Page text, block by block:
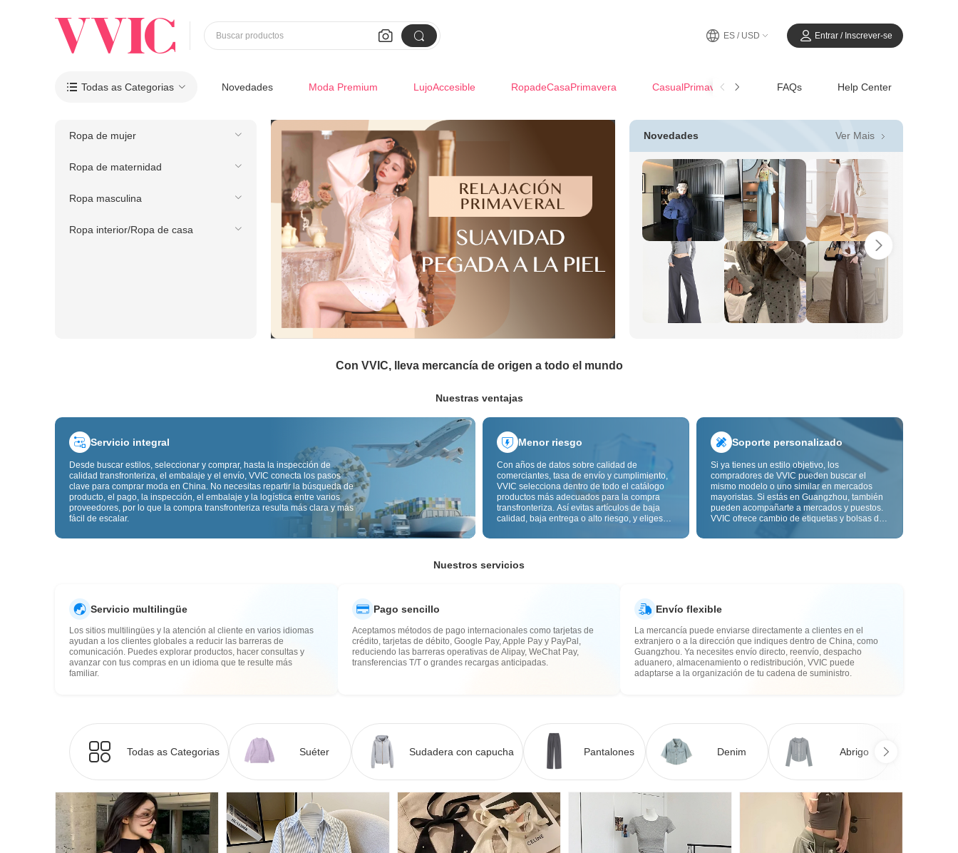
 
Buscar productos ES / USD Entrar / Inscrever-se
 Todas as Categorias Novedades Moda Premium LujoAccesible RopadeCasaPrimavera CasualPrimavera-Verano FAQs Help Center
Ropa de mujer
Ropa de maternidad
Ropa masculina
Ropa interior/Ropa de casa
Novedades Ver Mais 
Con VVIC, lleva mercancía de origen a todo el mundo
Nuestras ventajas
Servicio integral
Desde buscar estilos, seleccionar y comprar, hasta la inspección de
calidad transfronteriza, el embalaje y el envío, VVIC conecta los pasos
clave para comprar moda en China. No necesitas repartir la búsqueda de
producto, el pago, la inspección, el embalaje y la logística entre varios
proveedores, por lo que la compra transfronteriza resulta más clara y más
fácil de escalar.
Menor riesgo
Con años de datos sobre calidad de
comerciantes, tasa de envío y cumplimiento,
VVIC selecciona dentro de todo el catálogo
productos más adecuados para la compra
transfronteriza. Así evitas artículos de baja
calidad, baja entrega o alto riesgo, y eliges
calidad transfronteriza y las etiquetas de
aduana y posventa.
Soporte personalizado
Si ya tienes un estilo objetivo, los
compradores de VVIC pueden buscar el
mismo modelo o uno similar en mercados
mayoristas. Si estás en Guangzhou, también
pueden acompañarte a mercados y puestos.
VVIC ofrece cambio de etiquetas y bolsas de
imagen o muestra, para que tu compra sea
Nuestros servicios
Servicio multilingüe
Los sitios multilingües y la atención al cliente en varios idiomas
ayudan a los clientes globales a reducir las barreras de
comunicación. Puedes explorar productos, hacer consultas y
avanzar con tus compras en un idioma que te resulte más
familiar.
Pago sencillo
Aceptamos métodos de pago internacionales como tarjetas de
crédito, tarjetas de débito, Google Pay, Apple Pay y PayPal,
reduciendo las barreras operativas de Alipay, WeChat Pay,
transferencias T/T o grandes recargas anticipadas.
Envío flexible
La mercancía puede enviarse directamente a clientes en el
extranjero o a la dirección que indiques dentro de China, como
Guangzhou. Ya necesites envío directo, reenvío, despacho
aduanero, almacenamiento o redistribución, VVIC puede
adaptarse a la organización de tu cadena de suministro.
Todas as Categorias Suéter Sudadera con capucha Pantalones Denim Abrigo